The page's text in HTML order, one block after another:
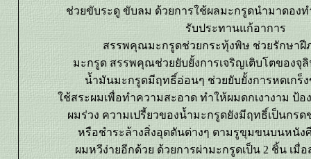
ช่วยขับระดู ขับลม ด้วยการใช้ผลมะกรูดนำมาดองท
รับประทานแก้อาการ
สรรพคุณมะกรูดช่วยกระทุ้งพิษ ช่วยรักษาฝี
มะกรูด สรรพคุณช่วยยับยั้งการเจริญเติบโตของจุลิ
น้ำมันมะกรูดมีฤทธิ์อ่อนๆ ช่วยยับยั้งการหดเกร็ง
ช้สระผมเพื่อทำความสะอาด ทำให้ผมดกเงางาม ป้
ผมร่วง ความเปรี้ยวของน้ำมะกรูดยังมีฤทธิ์เป็นกร
หรือชำระล้างสิ่งอุดตันต่างๆ ตามรูขุมขนบนหนัง
ผมหวีง่ายอีกด้วย ด้วยการผ่ามะกรูดเป็น 2 ชิ้น เมื่อ